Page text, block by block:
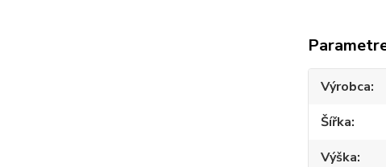
Výrobca
Šířka
Výška